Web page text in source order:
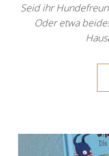
Seid ihr
Oder etwa